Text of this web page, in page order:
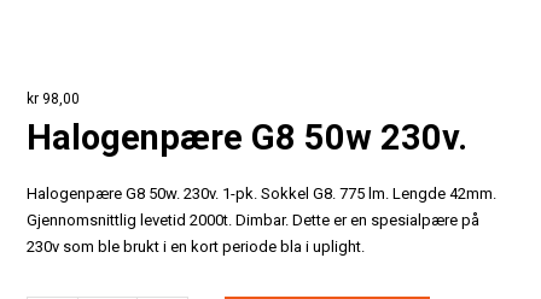
kr 98,00
Halogenpære G8 50w 230v.
Halogenpære G8 50w. 230v. 1-pk. Sokkel G8. 775 lm. Lengde 42mm.
Gjennomsnittlig levetid 2000t. Dimbar. Dette er en spesialpære på
230v som ble brukt i en kort periode bla i uplight.